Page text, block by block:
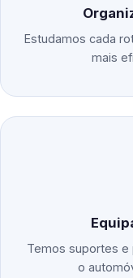
Estudamos cada
mais
Temos suportes e
o